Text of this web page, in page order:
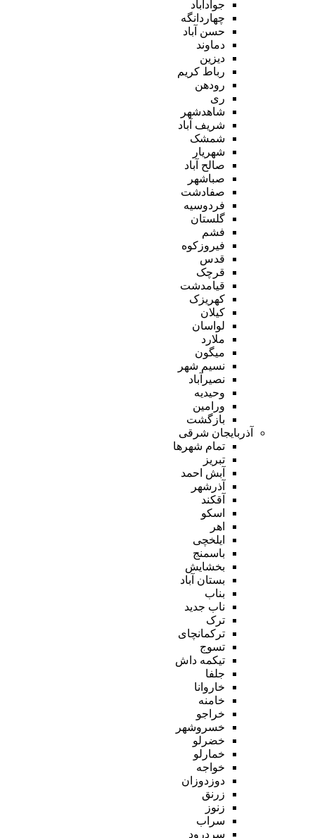
جوادآباد
چهاردانگه
حسن آباد
دماوند
دیزین
رباط کریم
رودهن
ری
شاهدشهر
شریف آباد
شمشک
شهریار
صالح آباد
صباشهر
صفادشت
فردوسیه
گلستان
فشم
فیروزکوه
قدس
قرچک
قیامدشت
کهریزک
کیلان
لواسان
ملارد
میگون
نسیم شهر
نصیرآباد
وحیدیه
ورامین
بازگشت
آذربایجان شرقی
تمام شهر‌ها
تبریز
آبش احمد
آذرشهر
آقکند
اسکو
اهر
ایلخچی
باسمنج
بخشایش
بستان آباد
بناب
ناب جدید
ترک
ترکمانچای
تسوج
تیکمه داش
جلفا
خاروانا
خامنه
خراجو
خسروشهر
خضرلو
خمارلو
خواجه
دوزدوزان
زرنق
زنوز
سراب
سردرود